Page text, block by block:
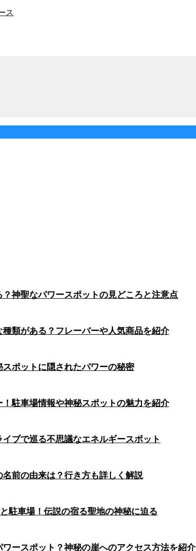
神聖なパワースポットの見どころと注意点
類がある？フレーバーや人気商品を紹介
ポットに隠されたパワーの秘密
駐車場情報や神秘スポットの魅力を紹介
ブで巡る不思議なエネルギースポット
前の由来は？行き方も詳しく解説
駐車場！伝説の宿る聖地の神秘に迫る
ースポット？神秘の崖へのアクセス方法を紹介